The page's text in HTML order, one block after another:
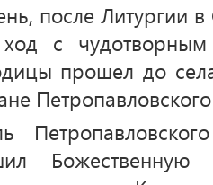
после Литургии
с
прошел до
Божественную